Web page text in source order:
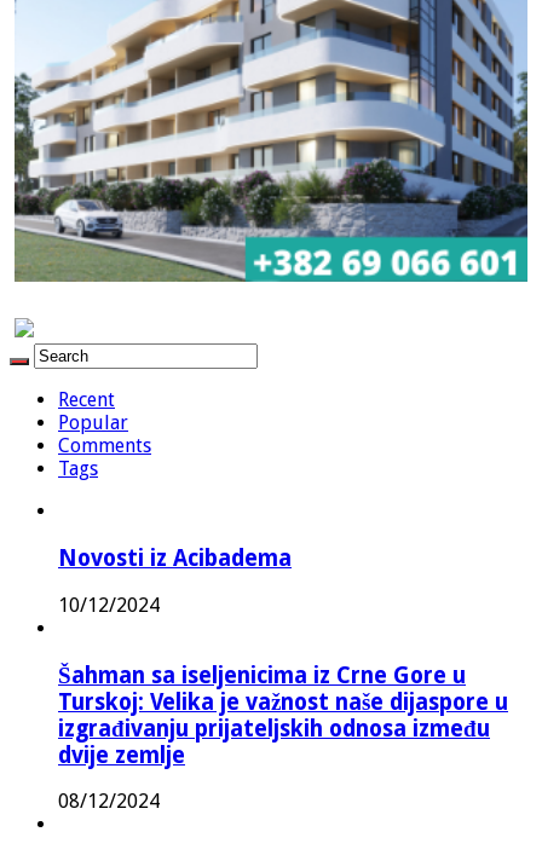
Recent
Popular
Comments
Tags
Novosti iz Acibadema
10/12/2024
Šahman sa iseljenicima iz Crne Gore u
Turskoj: Velika je važnost naše dijaspore u
izgrađivanju prijateljskih odnosa između
dvije zemlje
08/12/2024